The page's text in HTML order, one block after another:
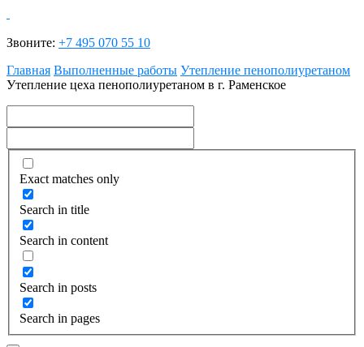
Звоните: +7 495 070 55 10
Главная Выполненные работы Утепление пенополиуретаном
Утепление цеха пенополиуретаном в г. Раменское
Exact matches only
Search in title
Search in content
Search in posts
Search in pages